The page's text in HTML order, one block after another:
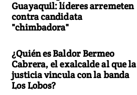
Guayaquil: líderes arremeten
contra candidata
"chimbadora"
¿Quién es Baldor Bermeo
Cabrera, el exalcalde al que la
justicia vincula con la banda
Los Lobos?